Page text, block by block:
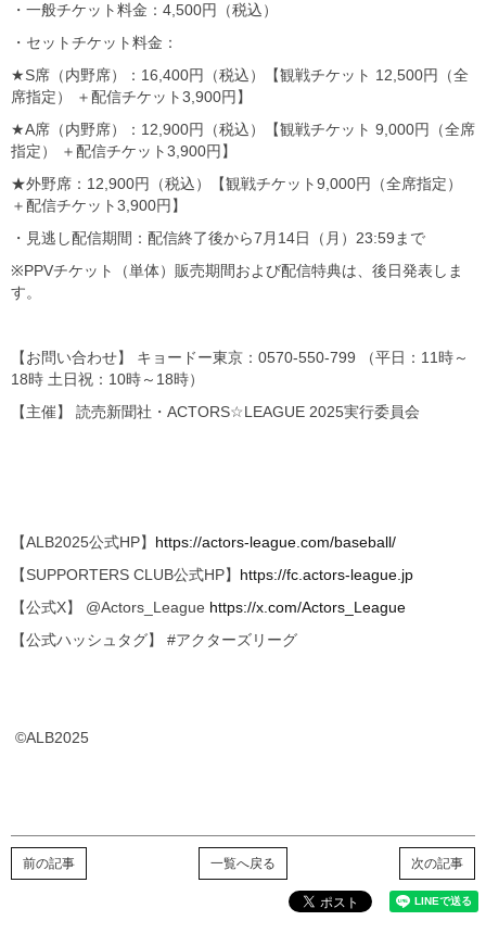
・一般チケット料金：4,500円（税込）
・セットチケット料金：
★S席（内野席）：16,400円（税込）【観戦チケット 12,500円（全
席指定） ＋配信チケット3,900円】
★A席（内野席）：12,900円（税込）【観戦チケット 9,000円（全席
指定） ＋配信チケット3,900円】
★外野席：12,900円（税込）【観戦チケット9,000円（全席指定）
＋配信チケット3,900円】
・見逃し配信期間：配信終了後から7月14日（月）23:59まで
※PPVチケット（単体）販売期間および配信特典は、後日発表しま
す。
【お問い合わせ】 キョードー東京：0570-550-799 （平日：11時～
18時 土日祝：10時～18時）
【主催】 読売新聞社・ACTORS☆LEAGUE 2025実行委員会
【ALB2025公式HP】 https://actors-league.com/baseball/
【SUPPORTERS CLUB公式HP】 https://fc.actors-league.jp
【公式X】 @Actors_League https://x.com/Actors_League
【公式ハッシュタグ】 #アクターズリーグ
©ALB2025
次の記事
一覧へ戻る
前の記事